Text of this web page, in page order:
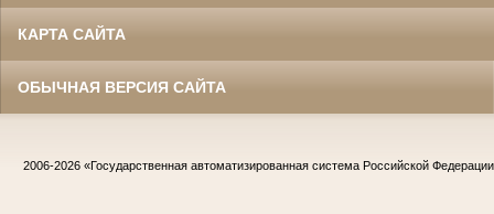
КАРТА САЙТА
ОБЫЧНАЯ ВЕРСИЯ САЙТА
2006-2026 «Государственная автоматизированная система Российской